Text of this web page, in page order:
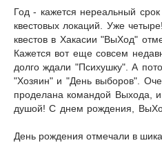
Год - кажется нереальный срок
квестовых локаций. Уже
квестов в Хакасии "ВыХод"
Кажется вот еще совсем
долго ждали "Психушку". А
"Хозяин" и "День выборов".
проделана командой Выхода,
душой! С днем рождения,
День рождения отмечали в